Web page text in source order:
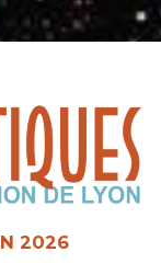
2026